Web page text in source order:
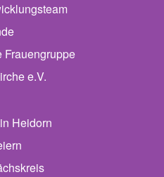
Frauengruppe
e.V.
von Senioren
Heidorn